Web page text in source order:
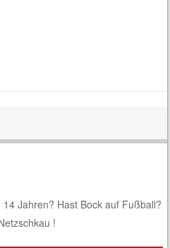
Jahren? Hast Bock auf Fußball?
!